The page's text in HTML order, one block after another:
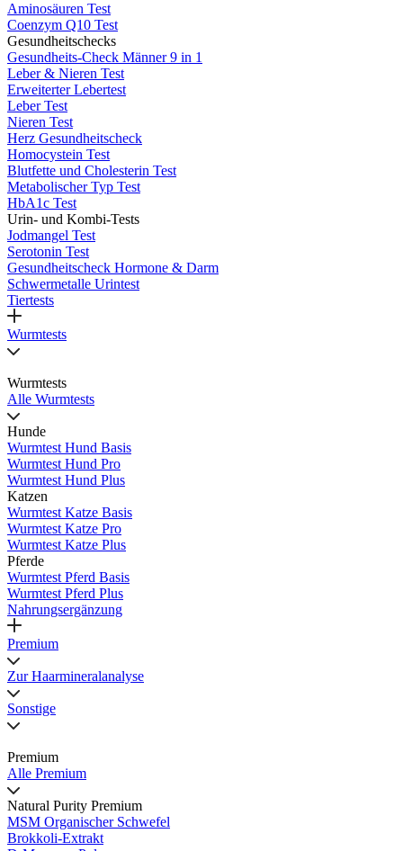
Aminosäuren Test
Coenzym Q10 Test
Gesundheitschecks
Gesundheits-Check Männer 9 in 1
Leber & Nieren Test
Erweiterter Lebertest
Leber Test
Nieren Test
Herz Gesundheitscheck
Homocystein Test
Blutfette und Cholesterin Test
Metabolischer Typ Test
HbA1c Test
Urin- und Kombi-Tests
Jodmangel Test
Serotonin Test
Gesundheitscheck Hormone & Darm
Schwermetalle Urintest
Tiertests
Wurmtests
Wurmtests
Alle Wurmtests
Hunde
Wurmtest Hund Basis
Wurmtest Hund Pro
Wurmtest Hund Plus
Katzen
Wurmtest Katze Basis
Wurmtest Katze Pro
Wurmtest Katze Plus
Pferde
Wurmtest Pferd Basis
Wurmtest Pferd Plus
Nahrungsergänzung
Premium
Zur Haarmineralanalyse
Sonstige
Premium
Alle Premium
Natural Purity Premium
MSM Organischer Schwefel
Brokkoli-Extrakt